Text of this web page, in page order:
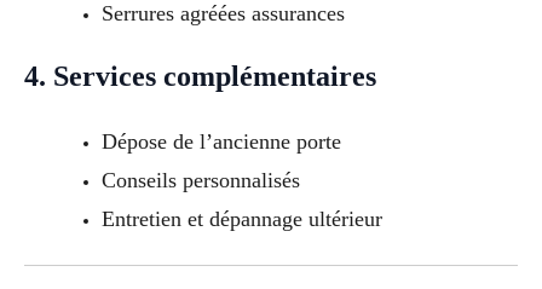
Serrures agréées assurances
4. Services complémentaires
Dépose de l’ancienne porte
Conseils personnalisés
Entretien et dépannage ultérieur